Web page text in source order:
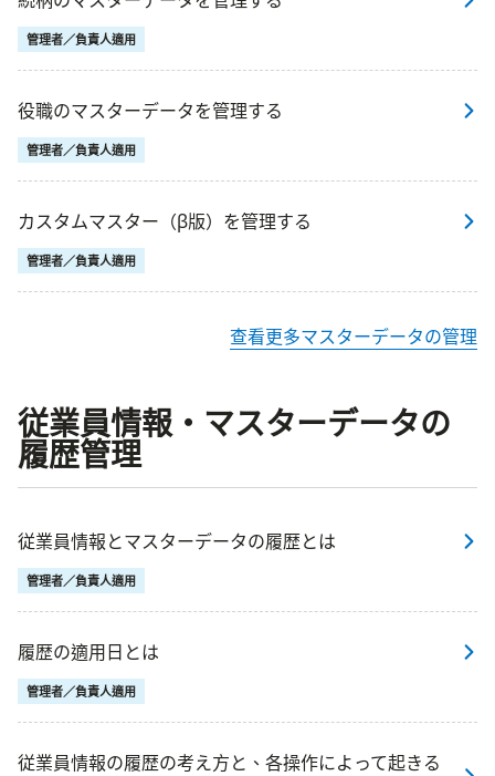
管理者／負責人適用
役職のマスターデータを管理する
管理者／負責人適用
カスタムマスター（β版）を管理する
管理者／負責人適用
查看更多マスターデータの管理
従業員情報・マスターデータの
履歴管理
従業員情報とマスターデータの履歴とは
管理者／負責人適用
履歴の適用日とは
管理者／負責人適用
従業員情報の履歴の考え方と、各操作によって起きる